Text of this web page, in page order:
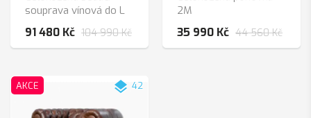
souprava vínová do L
91 480 Kč 104 990 Kč
2M
35 990 Kč 44 560 Kč
AKCE layers 42